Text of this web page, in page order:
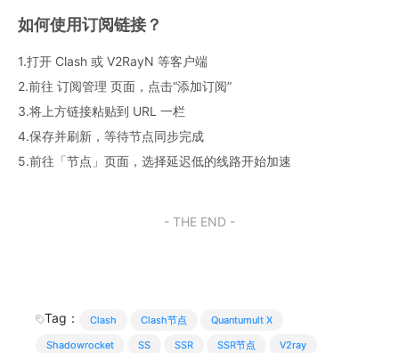
如何使用订阅链接？
1.打开 Clash 或 V2RayN 等客户端
2.前往 订阅管理 页面，点击“添加订阅”
3.将上方链接粘贴到 URL 一栏
4.保存并刷新，等待节点同步完成
5.前往「节点」页面，选择延迟低的线路开始加速
- THE END -
Tag： Clash Clash节点
Quantumult X
Shadowrocket
SS SSR SSR节点
V2ray